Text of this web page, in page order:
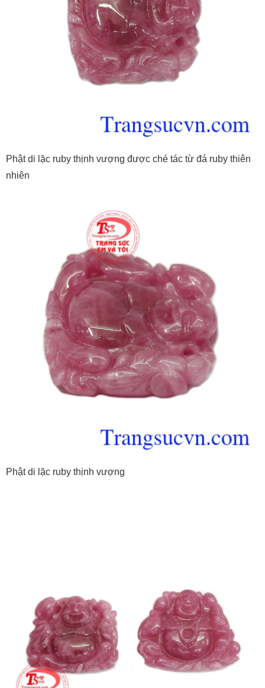
Phật di lặc ruby thịnh vượng được ché tác từ đá ruby thiên
nhiên
Phật di lặc ruby thịnh vượng